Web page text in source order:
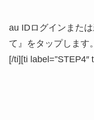
au IDログインまた
て』をタップします。
[/ti][ti label=”STEP4″